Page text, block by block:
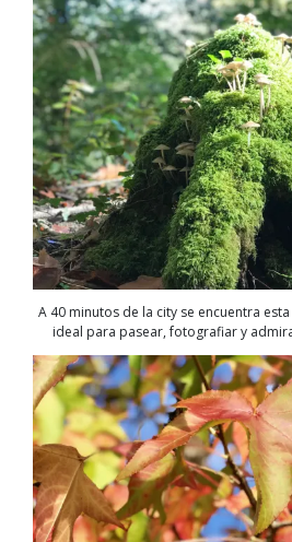
A 40 minutos de la city se encuentra
ideal para pasear, fotografiar y